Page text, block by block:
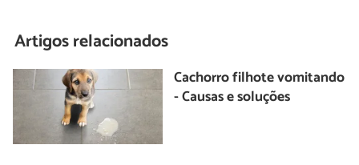
Artigos relacionados
Cachorro filhote vomitando
- Causas e soluções